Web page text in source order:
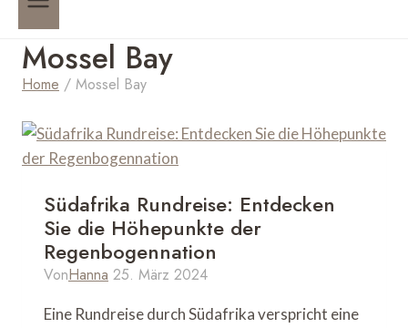
Mossel Bay
Home / Mossel Bay
Südafrika Rundreise: Entdecken
Sie die Höhepunkte der
Regenbogennation
VonHanna 25. März 2024
Eine Rundreise durch Südafrika verspricht eine